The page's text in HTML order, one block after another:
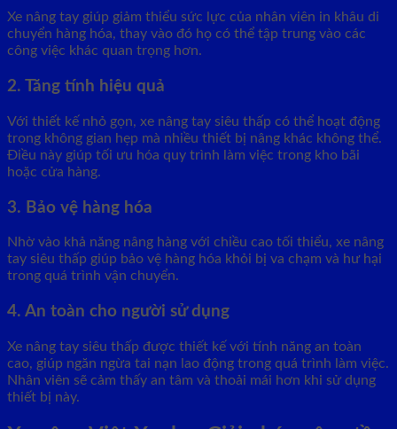
Xe nâng tay giúp giảm thiểu sức lực của nhân viên in khâu di
chuyển hàng hóa, thay vào đó họ có thể tập trung vào các
công việc khác quan trọng hơn.
2. Tăng tính hiệu quả
Với thiết kế nhỏ gọn, xe nâng tay siêu thấp có thể hoạt động
trong không gian hẹp mà nhiều thiết bị nâng khác không thể.
Điều này giúp tối ưu hóa quy trình làm việc trong kho bãi
hoặc cửa hàng.
3. Bảo vệ hàng hóa
Nhờ vào khả năng nâng hàng với chiều cao tối thiểu, xe nâng
tay siêu thấp giúp bảo vệ hàng hóa khỏi bị va chạm và hư hại
trong quá trình vận chuyển.
4. An toàn cho người sử dụng
Xe nâng tay siêu thấp được thiết kế với tính năng an toàn
cao, giúp ngăn ngừa tai nạn lao động trong quá trình làm việc.
Nhân viên sẽ cảm thấy an tâm và thoải mái hơn khi sử dụng
thiết bị này.